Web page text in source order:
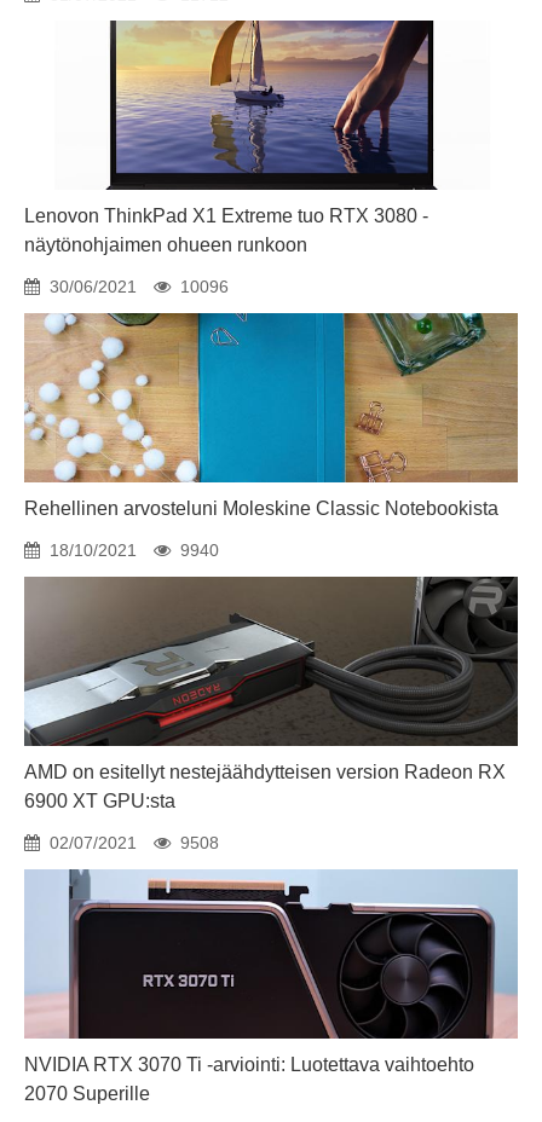
Lenovon ThinkPad X1 Extreme tuo RTX 3080 -
näytönohjaimen ohueen runkoon
30/06/2021 10096
Rehellinen arvosteluni Moleskine Classic Notebookista
18/10/2021 9940
AMD on esitellyt nestejäähdytteisen version Radeon RX
6900 XT GPU:sta
02/07/2021 9508
NVIDIA RTX 3070 Ti -arviointi: Luotettava vaihtoehto
2070 Superille